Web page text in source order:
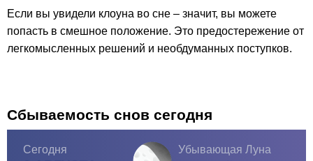
Если вы увидели клоуна во сне – значит, вы можете
попасть в смешное положение. Это предостережение от
легкомысленных решений и необдуманных поступков.
Сбываемость снов сегодня
Сегодня
Убывающая Луна